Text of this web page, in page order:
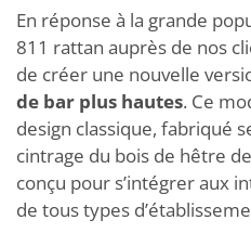
En réponse à la grande
811 rattan auprès de nos
de créer une nouvelle
de bar plus hautes. Ce
design classique, fabriqué
cintrage du bois de hêtre
conçu pour s’intégrer aux
de tous types